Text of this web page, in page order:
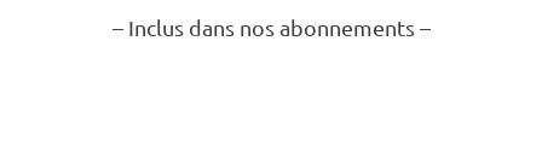
– Inclus dans nos abonnements –